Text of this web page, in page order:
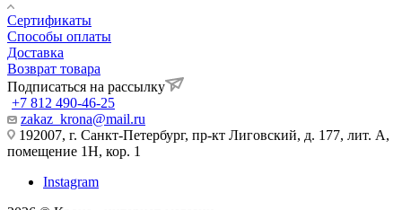
Сертификаты
Способы оплаты
Доставка
Возврат товара
Подписаться на рассылку
+7 812 490-46-25
zakaz_krona@mail.ru
192007, г. Санкт-Петербург, пр-кт Лиговский, д. 177, лит. А,
помещение 1Н, кор. 1
Instagram